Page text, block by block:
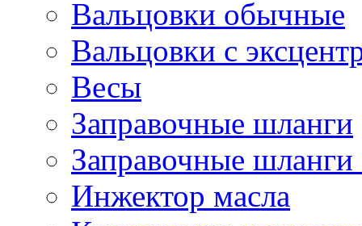
Вальцовки обычные
Вальцовки с
Весы
Заправочные шланги
Заправочные шланги
Инжектор масла